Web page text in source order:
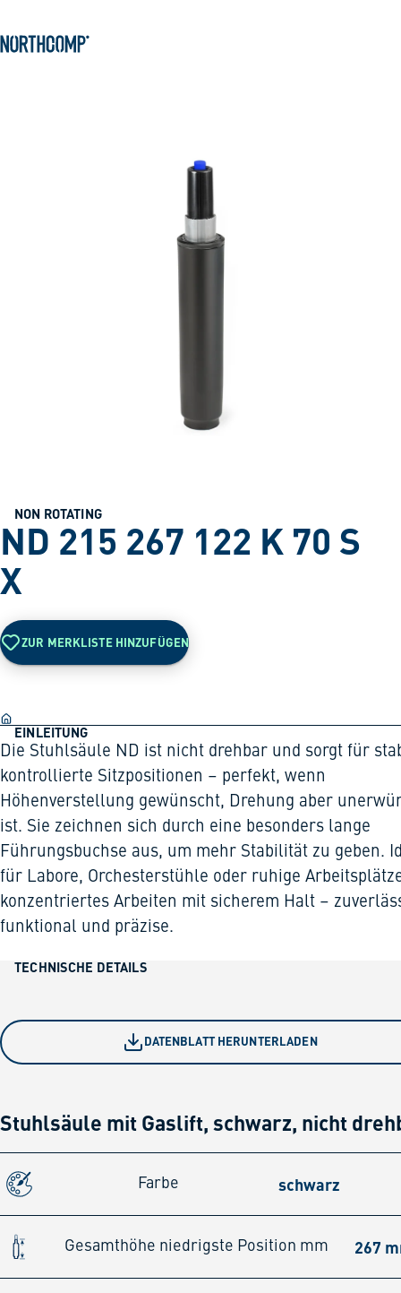
Zur Navigation springen
DE
NON ROTATING
ND 215 267 122 K 70 S
X
ZUR MERKLISTE HINZUFÜGEN
EINLEITUNG
Die Stuhlsäule ND ist nicht drehbar und sorgt für
kontrollierte Sitzpositionen – perfekt, wenn
Höhenverstellung gewünscht, Drehung aber
ist. Sie zeichnen sich durch eine besonders lange
Führungsbuchse aus, um mehr Stabilität zu geben.
für Labore, Orchesterstühle oder ruhige
konzentriertes Arbeiten mit sicherem Halt –
funktional und präzise.
TECHNISCHE DETAILS
DATENBLATT HERUNTERLADEN
Stuhlsäule mit Gaslift, schwarz, nicht
Farbe schwarz
Gesamthöhe niedrigste Position mm 267